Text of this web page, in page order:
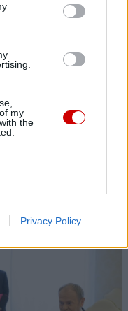
my
the
Privacy Policy
do wizyty papieża
atomowych
Anja Tang: